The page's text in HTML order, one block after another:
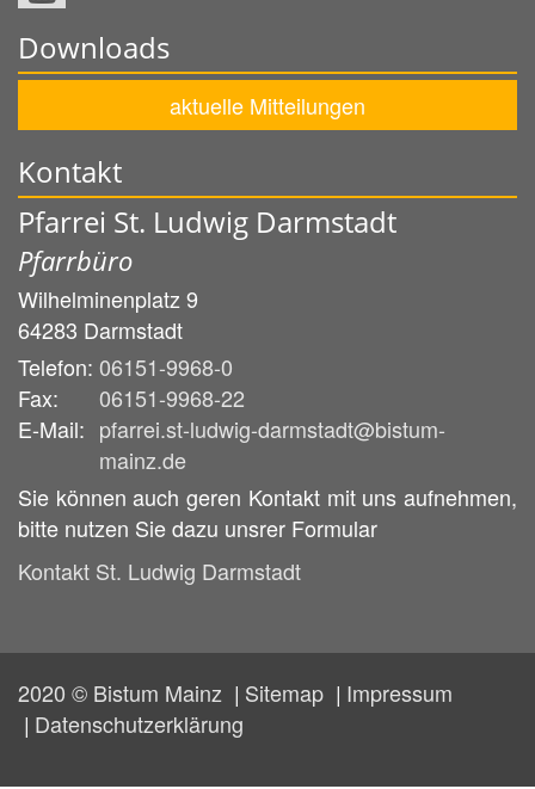
Downloads
aktuelle Mitteilungen
Kontakt
Pfarrei St. Ludwig Darmstadt
Pfarrbüro
Wilhelminenplatz 9
64283 Darmstadt
Telefon: 06151-9968-0
Fax:
06151-9968-22
E-Mail: pfarrei.st-ludwig-darmstadt@bistum-
mainz.de
Sie können auch geren Kontakt mit uns aufnehmen,
bitte nutzen Sie dazu unsrer Formular
Kontakt St. Ludwig Darmstadt
2020 © Bistum Mainz Sitemap
Impressum
Datenschutzerklärung